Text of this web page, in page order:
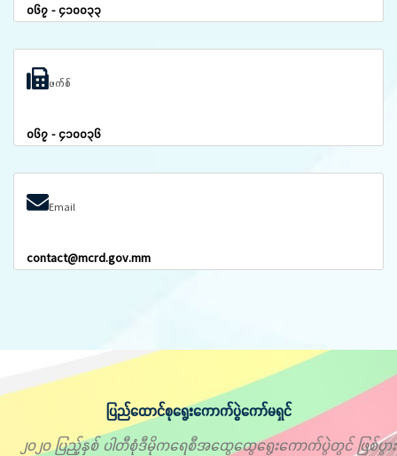
၀၆၇ - ၄၁၀၀၃၃
ဖက်စ်
၀၆၇ - ၄၁၀၀၃၆
Email
contact@mcrd.gov.mm
ပြည်ထောင်စုရွေးကောက်ပွဲကော်မရှင်
၂၀၂၀ ပြည့်နှစ် ပါတီစုံဒီမိုကရေစီအထွေထွေရွေးကောက်ပွဲတွင် ဖြစ်ပွား